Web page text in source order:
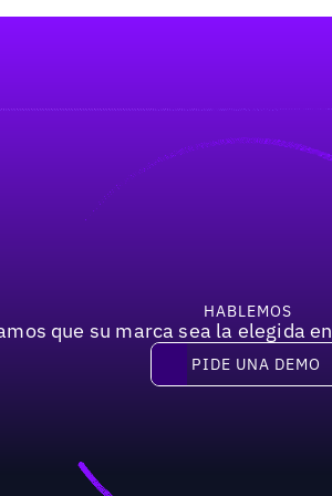
HABLEMOS
que su marca sea la elegida en
Pide una demo
PIDE UNA DEMO